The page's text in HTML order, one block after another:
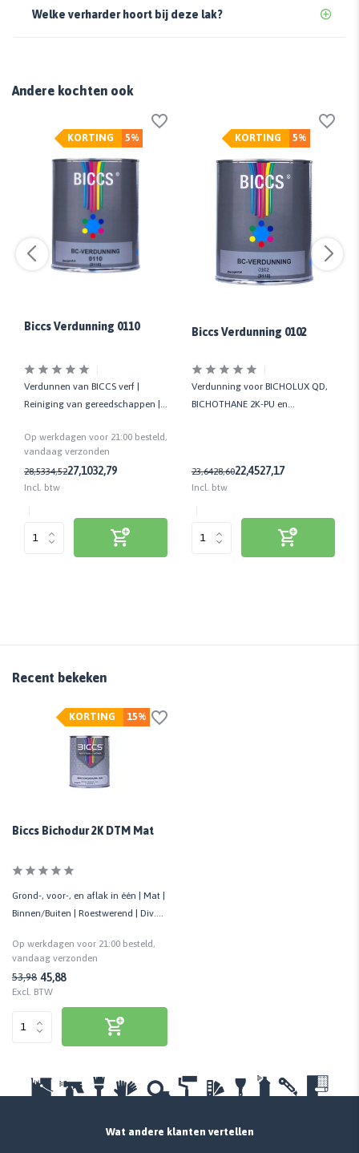
Welke verharder hoort bij deze lak?
Andere kochten ook
5%
KORTING
Biccs Verdunning 0110
Verdunnen van BICCS verf |
Reiniging van gereedschappen | 1
Op werkdagen voor 21:00 besteld,
vandaag verzonden
28,5334,5227,1032,79
Incl. btw
5%
KORTING
Biccs Verdunning 0102
Verdunning voor BICHOLUX QD,
BICHOTHANE 2K-PU en
23,6428,6022,4527,17
Incl. btw
Recent bekeken
15%
KORTING
Biccs Bichodur 2K DTM Mat
Grond-, voor-, en aflak in één | Mat |
Binnen/Buiten | Roestwerend | Div.
Op werkdagen voor 21:00 besteld,
vandaag verzonden
53,98 45,88
Excl. BTW
Wat andere klanten vertellen